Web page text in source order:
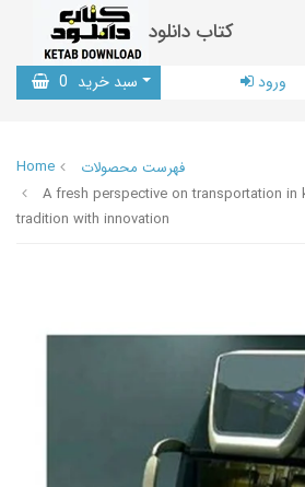
کتاب دانلود
سبد خرید 0 ورود
Home
فهرست محصولات
A fresh perspective on transportation in
tradition with innovation